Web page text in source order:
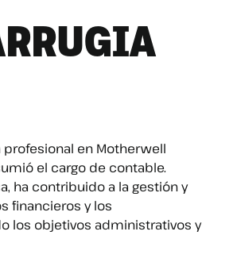
profesional en Motherwell
el cargo de contable.
ha contribuido a la gestión y
financieros y los
los objetivos administrativos y